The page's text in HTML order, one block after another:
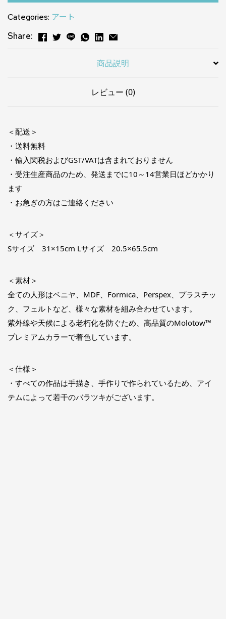
Categories: アート
Share:
商品説明
レビュー (0)
＜配送＞
・送料無料
・輸入関税およびGST/VATは含まれておりません
・受注生産商品のため、発送までに10～14営業日ほどかかり
ます
・お急ぎの方はご連絡ください
＜サイズ＞
Sサイズ 31×15cm Lサイズ 20.5×65.5cm
＜素材＞
全ての人形はベニヤ、MDF、Formica、Perspex、プラスチッ
ク、フェルトなど、様々な素材を組み合わせています。
紫外線や天候による老朽化を防ぐため、高品質のMolotow™
プレミアムカラーで着色しています。
＜仕様＞
・すべての作品は手描き、手作りで作られているため、アイ
テムによって若干のバラツキがございます。